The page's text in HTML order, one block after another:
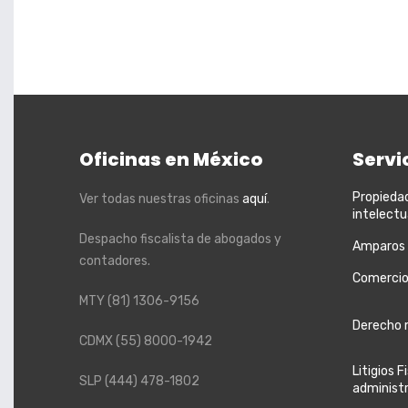
Oficinas en México
Ver todas nuestras oficinas aquí.
Despacho fiscalista de abogados y
contadores.
MTY(81) 1306-9156
CDMX(55) 8000-1942
SLP (444) 478-1802
Amparos
Derecho
Litigios